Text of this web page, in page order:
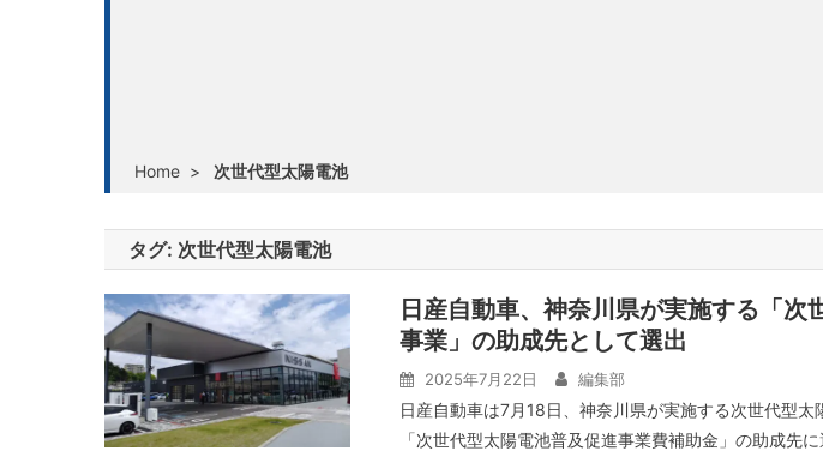
Home > 次世代型太陽電池
タグ: 次世代型太陽電池
日産自動車、神奈川県が実施する「次
事業」の助成先として選出
2025年7月22日 編集部
日産自動車は7月18日、神奈川県が実施する次世代型
「次世代型太陽電池普及促進事業費補助金」の助成先